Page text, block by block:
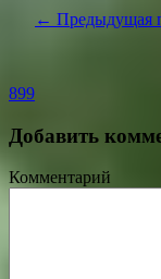
← Предыдущая
899
Добавить
Комментарий